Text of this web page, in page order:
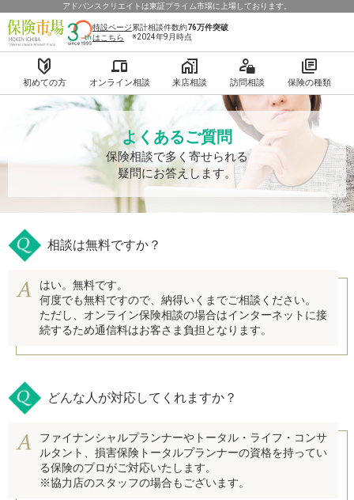
アドバンスクリエイトは東証プライム市場に上場しております。
特設ページ
はこちら
累計相談件数約76万件突破
※2024年9月時点
初めての方 オンライン相談 来店相談 訪問相談 保険の種類
よくあるご質問
保険相談で多く寄せられる
疑問にお答えします。
相談は無料ですか？
はい。無料です。
何度でも無料ですので、納得いくまでご相談ください。
ただし、オンライン保険相談の場合はインターネットに接
続するため通信料はお客さま負担となります。
どんな人が対応してくれますか？
ファイナンシャルプランナーやトータル・ライフ・コンサ
ルタント、損害保険トータルプランナーの資格を持ってい
る保険のプロがご対応いたします。
※協力店のスタッフの場合もございます。